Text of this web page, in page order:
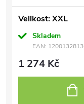
Velikost: XXL
Skladem
EAN:
1 274 Kč